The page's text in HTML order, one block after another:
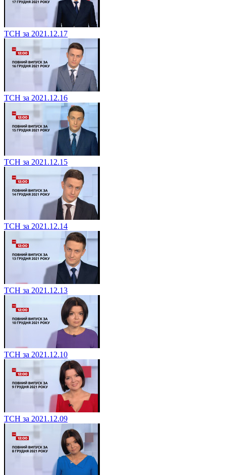
ТСН за 2021.12.17
ТСН за 2021.12.16
ТСН за 2021.12.15
ТСН за 2021.12.14
ТСН за 2021.12.13
ТСН за 2021.12.10
ТСН за 2021.12.09